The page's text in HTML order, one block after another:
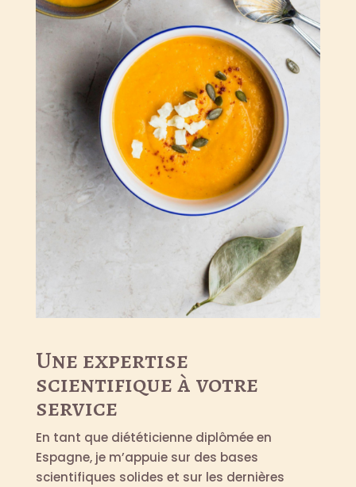
Une expertise
scientifique à votre
service
En tant que diététicienne diplômée en
Espagne, je m’appuie sur des bases
scientifiques solides et sur les dernières